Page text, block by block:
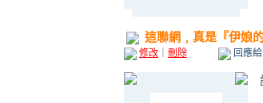
這聯網﹐真是『伊娘
修改 刪除 回應給